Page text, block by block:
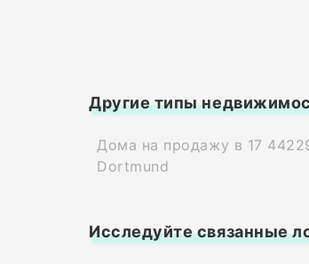
Другие типы
Дома на продажу в 17
Dortmund
Исследуйте связанные